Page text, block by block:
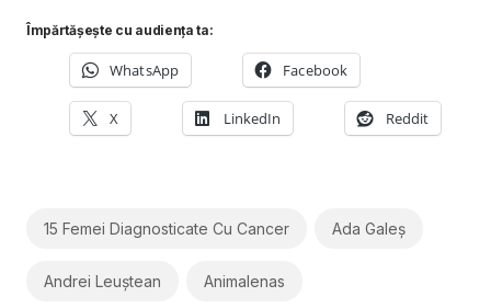
Împărtășește cu audiența ta:
WhatsApp Facebook
X LinkedIn Reddit
15 Femei Diagnosticate Cu Cancer Ada Galeș
Andrei Leuștean Animalenas